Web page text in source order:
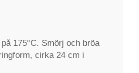
175°C. Smörj och bröa
cirka 24 cm i